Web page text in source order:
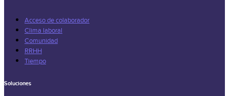
Acceso de colaborador
Clima laboral
Comunidad
RRHH
Tiempo
Soluciones